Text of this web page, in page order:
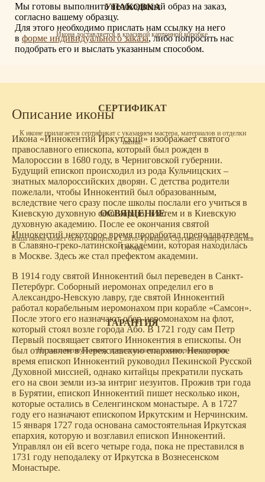
УПАКОВКА
Икона доставляется в красивой картонной коробке.
СЕРТИФИКАТ
К иконе прилагается сертификат с указанием мастера, материалов и отделки
иконы.
ОСВЯЩЕНИЕ
Ваша икона может быть освящена в Свято-Троицкой Сергиевой Лавре (г.Сергиев
Посад).
ГАРАНТИЯ
На выполненную икону предоставляется пожизненная гарантия.
Мы готовы выполнить необходимый образ на заказ,
согласно вашему образцу.
Для этого необходимо прислать нам ссылку на него
в форме индивидуального заказа, либо попросить нас
подобрать его и выслать указанным способом.
Описание иконы
Икона «Иннокентий Иркутский» изображает святого
православного епископа, который был рожден в
Малороссии в 1680 году, в Черниговской губернии.
Будущий епископ происходил из рода Кульчицских –
знатных малороссийских дворян. С детства родители
пожелали, чтобы Иннокентий был образованным,
вследствие чего сразу после школы послали его учиться в
Киевскую духовную семинарию, а затем и в Киевскую
духовную академию. После ее окончания святой
Иннокентий некоторое время проработал преподавателем
в Славяно-греко-латинской академии, которая находилась
в Москве. Здесь же стал префектом академии.
В 1914 году святой Иннокентий был переведен в Санкт-
Петербург. Соборный иеромонах определил его в
Александро-Невскую лавру, где святой Иннокентий
работал корабельным иеромонахом при корабле «Самсон».
После этого его назначают обер-иеромонахом на флот,
который стоял возле города Або. В 1721 году сам Петр
Первый посвящает святого Иннокентия в епископы. Он
был отправлен в Переяславскую епархию. Некоторое
время епископ Иннокентий руководил Пекинской Русской
Духовной миссией, однако китайцы прекратили пускать
его на свои земли из-за интриг иезуитов. Прожив три года
в Бурятии, епископ Иннокентий пишет несколько икон,
которые остались в Селенгинском монастыре. А в 1727
году его назначают епископом Иркутским и Нерчинским.
15 января 1727 года основана самостоятельная Иркутская
епархия, которую и возглавил епископ Иннокентий.
Управлял он ей всего четыре года, пока не преставился в
1731 году неподалеку от Иркутска в Вознесенском
Монастыре.